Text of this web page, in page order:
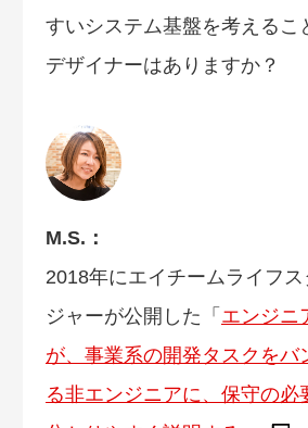
すいシステム基盤を考えるこ
デザイナーはありますか？
M.S.：
2018年にエイチームライフ
ジャーが公開した「 エンジニ
が、事業系の開発タスクをバ
る非エンジニアに、保守の必